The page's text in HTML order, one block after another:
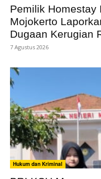
Pemilik Homestay
Mojokerto
Dugaan Kerugian
7 Agustus 2026
Hukum dan Kriminal